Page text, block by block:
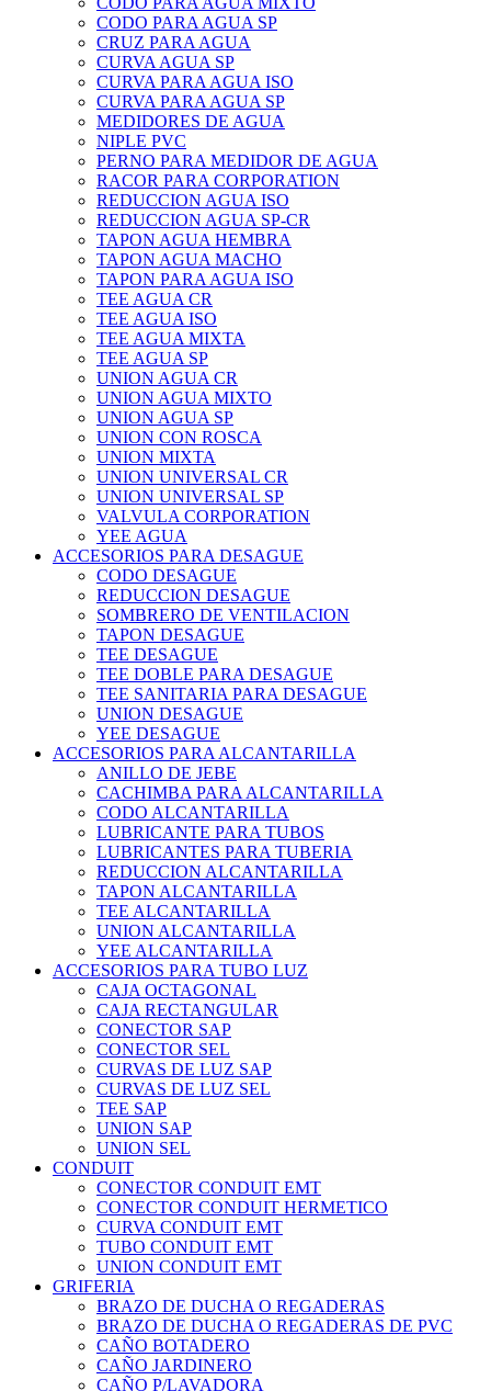
CODO PARA AGUA SP
CRUZ PARA AGUA
CURVA AGUA SP
CURVA PARA AGUA ISO
CURVA PARA AGUA SP
MEDIDORES DE AGUA
NIPLE PVC
PERNO PARA MEDIDOR DE AGUA
RACOR PARA CORPORATION
REDUCCION AGUA ISO
REDUCCION AGUA SP-CR
TAPON AGUA HEMBRA
TAPON AGUA MACHO
TAPON PARA AGUA ISO
TEE AGUA CR
TEE AGUA ISO
TEE AGUA MIXTA
TEE AGUA SP
UNION AGUA CR
UNION AGUA MIXTO
UNION AGUA SP
UNION CON ROSCA
UNION MIXTA
UNION UNIVERSAL CR
UNION UNIVERSAL SP
VALVULA CORPORATION
YEE AGUA
ACCESORIOS PARA DESAGUE
CODO DESAGUE
REDUCCION DESAGUE
SOMBRERO DE VENTILACION
TAPON DESAGUE
TEE DESAGUE
TEE DOBLE PARA DESAGUE
TEE SANITARIA PARA DESAGUE
UNION DESAGUE
YEE DESAGUE
ACCESORIOS PARA ALCANTARILLA
ANILLO DE JEBE
CACHIMBA PARA ALCANTARILLA
CODO ALCANTARILLA
LUBRICANTE PARA TUBOS
LUBRICANTES PARA TUBERIA
REDUCCION ALCANTARILLA
TAPON ALCANTARILLA
TEE ALCANTARILLA
UNION ALCANTARILLA
YEE ALCANTARILLA
ACCESORIOS PARA TUBO LUZ
CAJA OCTAGONAL
CAJA RECTANGULAR
CONECTOR SAP
CONECTOR SEL
CURVAS DE LUZ SAP
CURVAS DE LUZ SEL
TEE SAP
UNION SAP
UNION SEL
CONDUIT
CONECTOR CONDUIT EMT
CONECTOR CONDUIT HERMETICO
CURVA CONDUIT EMT
TUBO CONDUIT EMT
UNION CONDUIT EMT
GRIFERIA
BRAZO DE DUCHA O REGADERAS
BRAZO DE DUCHA O REGADERAS DE PVC
CAÑO BOTADERO
CAÑO JARDINERO
CAÑO P/LAVADORA